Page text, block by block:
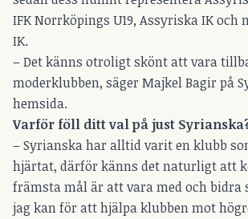
IFK Norrköpings U19, Assyriska IK och
IK.
– Det känns otroligt skönt att vara
moderklubben, säger Majkel Bagir på
hemsida.
Varför föll ditt val på just
– Syrianska har alltid varit en klubb
hjärtat, därför känns det naturligt att
främsta mål är att vara med och bidra
jag kan för att hjälpa klubben mot